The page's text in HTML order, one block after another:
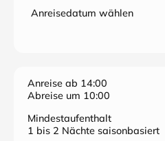
Anreisedatum wählen
Anreise ab 14:00
Abreise um 10:00
Mindestaufenthalt
1 bis 2 Nächte saisonbasiert